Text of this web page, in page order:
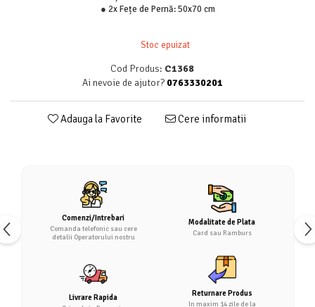
● 2x Fețe de Pernă: 50x70 cm
Stoc epuizat
Cod Produs: C1368
Ai nevoie de ajutor? 0763330201
Adauga la Favorite Cere informatii
Comenzi/Intrebari
Comanda telefonic sau cere
detalii Operatorului nostru
Modalitate de Plata
Card sau Ramburs
Livrare Rapida Returnare Produs
In maxim 14 zile de la